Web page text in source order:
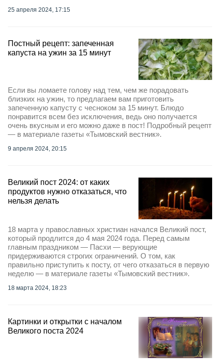
25 апреля 2024, 17:15
Постный рецепт: запеченная
капуста на ужин за 15 минут
Если вы ломаете голову над тем, чем же порадовать
близких на ужин, то предлагаем вам приготовить
запеченную капусту с чесноком за 15 минут. Блюдо
понравится всем без исключения, ведь оно получается
очень вкусным и его можно даже в пост! Подробный рецепт
— в материале газеты «Тымовский вестник».
9 апреля 2024, 20:15
Великий пост 2024: от каких
продуктов нужно отказаться, что
нельзя делать
18 марта у православных христиан начался Великий пост,
который продлится до 4 мая 2024 года. Перед самым
главным праздником — Пасхи — верующие
придерживаются строгих ограничений. О том, как
правильно приступить к посту, от чего отказаться в первую
неделю — в материале газеты «Тымовский вестник».
18 марта 2024, 18:23
Картинки и открытки с началом
Великого поста 2024